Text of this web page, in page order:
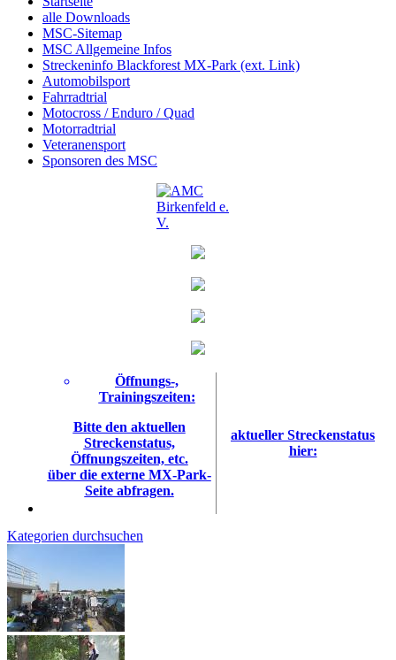
alle Downloads
MSC-Sitemap
MSC Allgemeine Infos
Streckeninfo Blackforest MX-Park (ext. Link)
Automobilsport
Fahrradtrial
Motocross / Enduro / Quad
Motorradtrial
Veteranensport
Sponsoren des MSC
Öffnungs-,
Trainingszeiten:
Bitte den aktuellen
Streckenstatus,
Öffnungszeiten, etc.
über die externe MX-Park-
Seite abfragen.
aktueller Streckenstatus
hier:
Kategorien durchsuchen